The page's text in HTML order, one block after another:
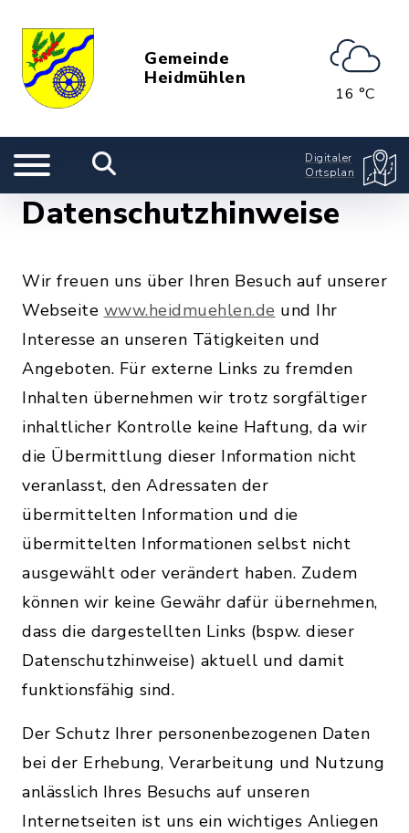
Gemeinde
Heidmühlen
16 °C
Digitaler
Ortsplan
Datenschutzhinweise
Wir freuen uns über Ihren Besuch auf unserer
Webseite www.heidmuehlen.de und Ihr
Interesse an unseren Tätigkeiten und
Angeboten. Für externe Links zu fremden
Inhalten übernehmen wir trotz sorgfältiger
inhaltlicher Kontrolle keine Haftung, da wir
die Übermittlung dieser Information nicht
veranlasst, den Adressaten der
übermittelten Information und die
übermittelten Informationen selbst nicht
ausgewählt oder verändert haben. Zudem
können wir keine Gewähr dafür übernehmen,
dass die dargestellten Links (bspw. dieser
Datenschutzhinweise) aktuell und damit
funktionsfähig sind.
Der Schutz Ihrer personenbezogenen Daten
bei der Erhebung, Verarbeitung und Nutzung
anlässlich Ihres Besuchs auf unseren
Internetseiten ist uns ein wichtiges Anliegen